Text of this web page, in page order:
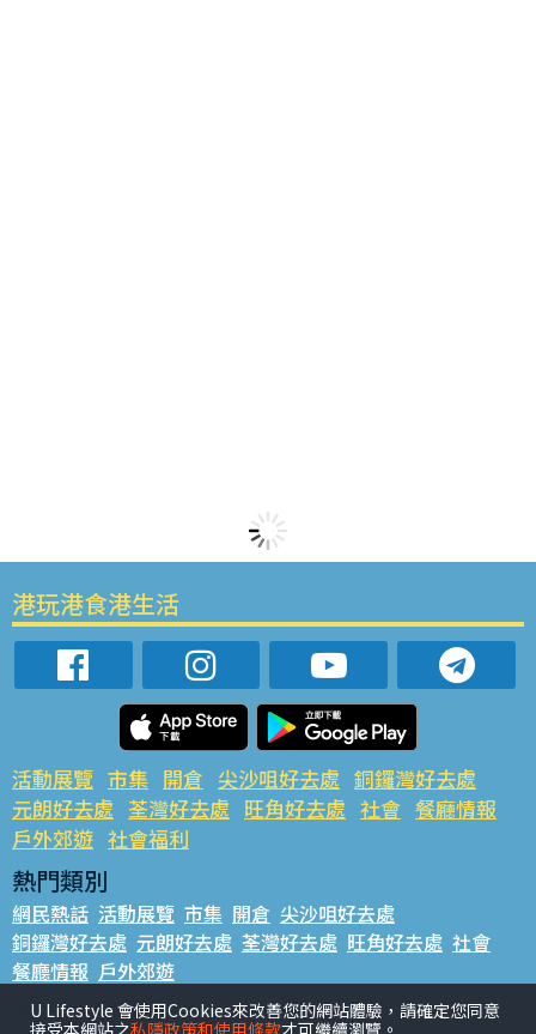
港玩港食港生活
活動展覽 市集 開倉 尖沙咀好去處 銅鑼灣好去處
元朗好去處 荃灣好去處 旺角好去處 社會 餐廳情報
戶外郊遊 社會福利
熱門類別
網民熱話 活動展覽 市集 開倉 尖沙咀好去處
銅鑼灣好去處 元朗好去處 荃灣好去處 旺角好去處 社會
餐廳情報 戶外郊遊
熱門標籤
U Lifestyle 會使用Cookies來改善您的網站體驗，請確定您同意
接受本網站之私隱政策和使用條款才可繼續瀏覽。